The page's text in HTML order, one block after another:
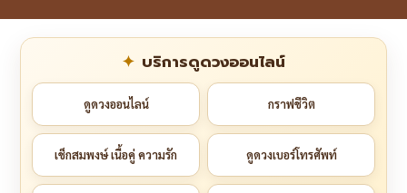
บริการดูดวงออนไลน์
ดูดวงออนไลน์ กราฟชีวิต
เช็กสมพงษ์ เนื้อคู่ ความรัก ดูดวงเบอร์โทรศัพท์